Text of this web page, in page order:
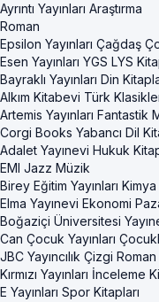
Ayrıntı Yayınları Araştırma
Roman
Epsilon Yayınları Çağdaş
Esen Yayınları YGS LYS
Bayraklı Yayınları Din
Alkım Kitabevi Türk
Artemis Yayınları Fantastik
Corgi Books Yabancı Dil
Adalet Yayınevi Hukuk
EMI Jazz Müzik
Birey Eğitim Yayınları Kimya
Elma Yayınevi Ekonomi
Boğaziçi Üniversitesi
Can Çocuk Yayınları
JBC Yayıncılık Çizgi Roman
Kırmızı Yayınları İnceleme
E Yayınları Spor Kitapları